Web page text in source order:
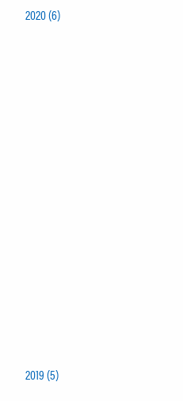
2020 (6)
2019 (5)